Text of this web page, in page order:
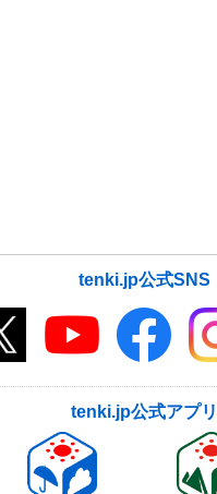
tenki.jp公式SNS
tenki.jp公式アプリ